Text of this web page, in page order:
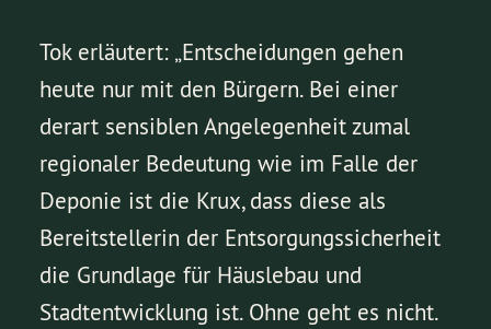
Tok erläutert: „Entscheidungen gehen
heute nur mit den Bürgern. Bei einer
derart sensiblen Angelegenheit zumal
regionaler Bedeutung wie im Falle der
Deponie ist die Krux, dass diese als
Bereitstellerin der Entsorgungssicherheit
die Grundlage für Häuslebau und
Stadtentwicklung ist. Ohne geht es nicht.